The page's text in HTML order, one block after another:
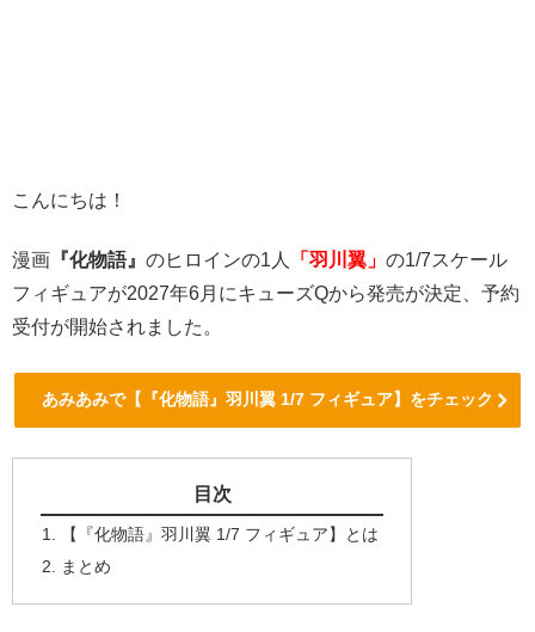
こんにちは！
漫画 『化物語』 のヒロインの1人 「羽川翼」 の1/7スケール
フィギュアが2027年6月にキューズQから発売が決定、予約
受付が開始されました。
あみあみで【『化物語』羽川翼 1/7 フィギュア】をチェック
目次
【『化物語』羽川翼 1/7 フィギュア】とは
まとめ